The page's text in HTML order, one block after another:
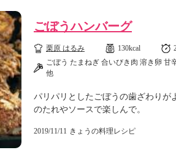
ごぼうハンバーグ
栗原 はるみ 130kcal
ごぼう たまねぎ 合いびき肉 溶き卵 甘
他
パリパリとしたごぼうの歯ざわりが
のたれやソースで楽しんで。
2019/11/11 きょうの料理レシピ